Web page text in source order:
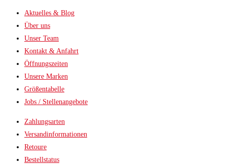
Aktuelles & Blog
Über uns
Unser Team
Kontakt & Anfahrt
Öffnungszeiten
Unsere Marken
Größentabelle
Jobs / Stellenangebote
Zahlungsarten
Versandinformationen
Retoure
Bestellstatus